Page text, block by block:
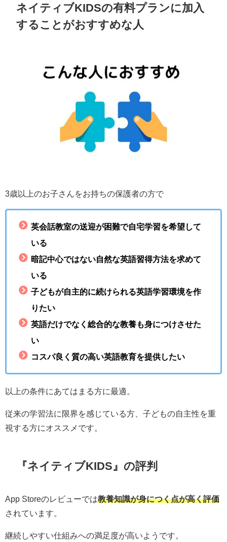
ネイティブKIDSの有料プランに加入
することがおすすめな人
3歳以上のお子さんをお持ちの保護者の方で
英会話教室の送迎が困難で自宅学習を希望して
いる
暗記中心ではない自然な英語習得方法を求めて
いる
子どもが自主的に続けられる英語学習環境を作
りたい
英語だけでなく総合的な教養も身につけさせた
い
コスパ良く質の高い英語教育を提供したい
以上の条件にあてはまる方に最適。
従来の学習法に限界を感じている方、子どもの自主性を重
視する方にオススメです。
『ネイティブKIDS』の評判
App Storeのレビューでは教養知識が身につく点が高く評価
されています。
継続しやすい仕組みへの満足度が高いようです。